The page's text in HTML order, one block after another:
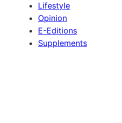
Lifestyle
Opinion
E-Editions
Supplements